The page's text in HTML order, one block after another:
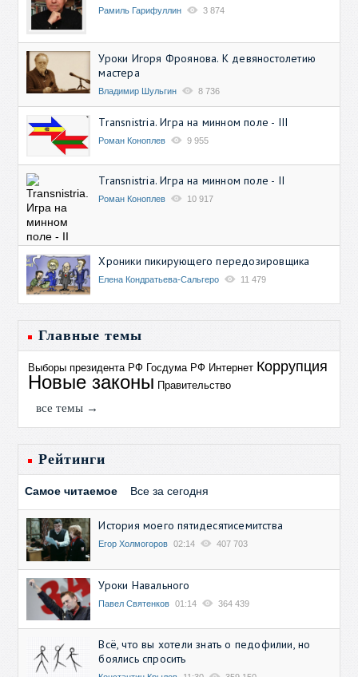
Рамиль Гарифуллин 3 874
Уроки Игоря Фроянова. К девяностолетию
мастера
Владимир Шульгин 8 736
Transnistria. Игра на минном поле - III
Роман Коноплев 9 955
Transnistria. Игра на минном поле - II
Роман Коноплев 10 917
Хроники пикирующего передозировщика
Елена Кондратьева-Сальгеро 11 479
Главные темы
Выборы президента РФ Госдума РФ Интернет Коррупция
Новые законы Правительство
все темы →
Рейтинги
Самое читаемое Все за сегодня
История моего пятидесятисемитства
Егор Холмогоров 02:14 407 703
Уроки Навального
Павел Святенков 01:14 364 439
Всё, что вы хотели знать о педофилии, но
боялись спросить